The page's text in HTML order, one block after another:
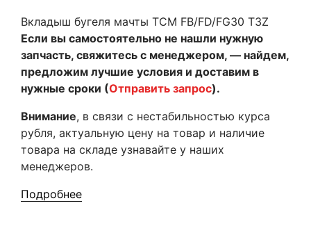
Вкладыш бугеля мачты TCM FB/FD/FG30 T3Z
Если вы самостоятельно не нашли нужную
запчасть, свяжитесь с менеджером, — найдем,
предложим лучшие условия и доставим в
нужные сроки (Отправить запрос).
Внимание, в связи с нестабильностью курса
рубля, актуальную цену на товар и наличие
товара на складе узнавайте у наших
менеджеров.
Подробнее